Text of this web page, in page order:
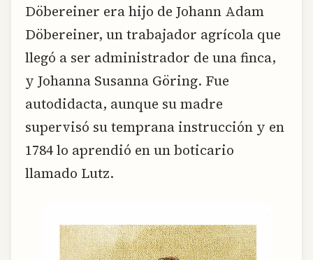
Döbereiner era hijo de Johann Adam
Döbereiner, un trabajador agrícola que
llegó a ser administrador de una finca,
y Johanna Susanna Göring. Fue
autodidacta, aunque su madre
supervisó su temprana instrucción y en
1784 lo aprendió en un boticario
llamado Lutz.